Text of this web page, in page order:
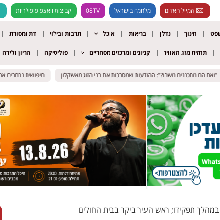
המייל האדום מלחמה בישראל 08TV קבוצות וואצפ פופולריות
חינוך נדלן בריאות אוכל תרבות ובילוי דת ומסורת
תחזית מזג האוויר קניונים ומרכזים מסחריים פוליטיקה הריון ולידה
מתכננים משהו?": ההודעות שמסבכות את בני הזוג מאשקלון
מתכננים משהו?": ההודעות שמסבכות את בני הזוג מאשקלון חיפושים נרחבים אחר
חיפושים נרחבים אחר
תפקידו; ראש העיר ביקר בבית החולים